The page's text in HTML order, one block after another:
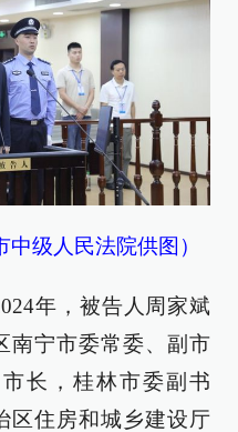
级人民法院供图）
年，被告人周家斌
南宁市委常委、副市
长，桂林市委副书
区住房和城乡建设厅